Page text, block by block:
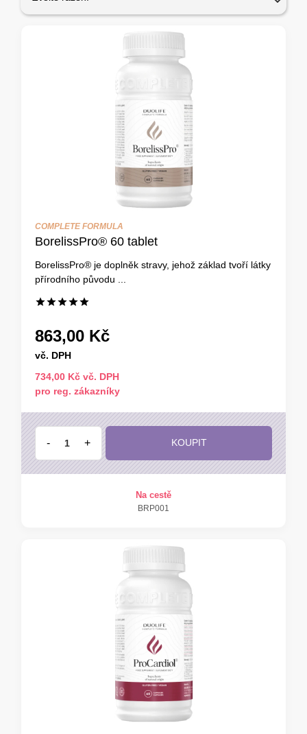
COMPLETE FORMULA
BorelissPro® 60 tablet
BorelissPro® je doplněk stravy, jehož základ tvoří látky
přírodního původu ...
863,00 Kč
vč. DPH
734,00 Kč vč. DPH
pro reg. zákazníky
- + KOUPIT
Na cestě
BRP001